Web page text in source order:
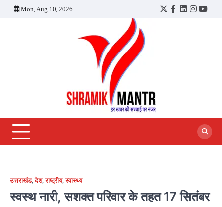
Mon, Aug 10, 2026
Twitter
Facebook
LinkedIn
उत्तराखंड,देश,राष्ट्रीय,स्वास्थ्य
स्वस्थ नारी, सशक्त परिवार के तहत 17 सितंबर